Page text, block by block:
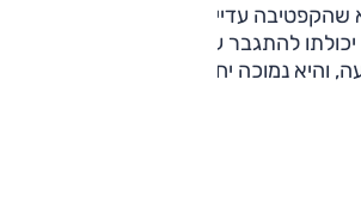
עדיין מציע איכות נסיעה
להתגבר על תוואי מעט מאתגר יותר
והיא נמוכה יחסית למקובל היום.